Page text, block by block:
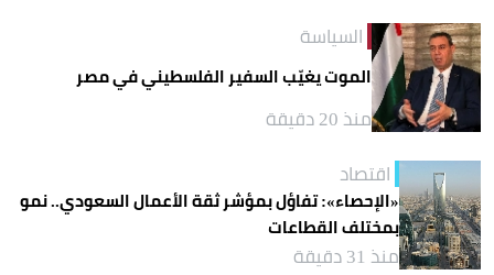
السياسة
الموت يغيّب السفير الفلسطيني في مصر
منذ 20 دقيقة
اقتصاد
«الإحصاء»: تفاؤل بمؤشر ثقة الأعمال السعودي.. نمو
بمختلف القطاعات
منذ 31 دقيقة